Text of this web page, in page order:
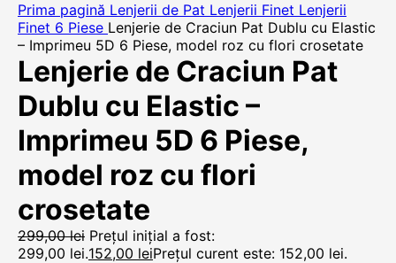
Prima pagină Lenjerii de Pat Lenjerii Finet Lenjerii
Finet 6 Piese Lenjerie de Craciun Pat Dublu cu Elastic
– Imprimeu 5D 6 Piese, model roz cu flori crosetate
Lenjerie de Craciun Pat
Dublu cu Elastic –
Imprimeu 5D 6 Piese,
model roz cu flori
crosetate
299,00lei Prețul inițial a fost:
299,00 lei.152,00 leiPrețul curent este: 152,00 lei.